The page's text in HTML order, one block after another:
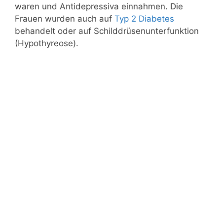
waren und Antidepressiva einnahmen. Die
Frauen wurden auch auf Typ 2 Diabetes
behandelt oder auf Schilddrüsenunterfunktion
(Hypothyreose).